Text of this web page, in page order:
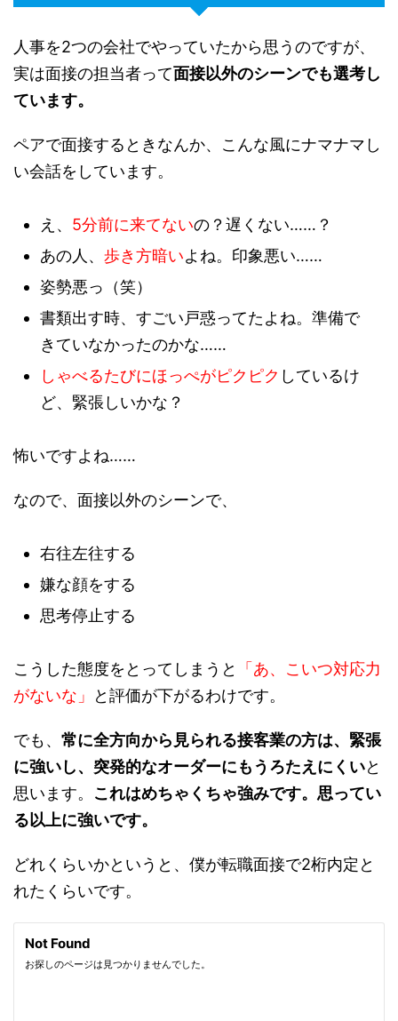
人事を2つの会社でやっていたから思うのですが、
実は面接の担当者って面接以外のシーンでも選考し
ています。
ペアで面接するときなんか、こんな風にナマナマし
い会話をしています。
え、 5分前に来てないの？遅くない……？
あの人、 歩き方暗いよね。印象悪い……
姿勢悪っ（笑）
書類出す時、すごい戸惑ってたよね。準備で
きていなかったのかな……
しゃべるたびにほっぺがピクピク しているけ
ど、緊張しいかな？
怖いですよね……
なので、面接以外のシーンで、
右往左往する
嫌な顔をする
思考停止する
こうした態度をとってしまうと
「あ、こいつ対応力
がないな」
と評価が下がるわけです。
でも、 常に全方向から見られる接客業の方は、緊張
に強いし、突発的なオーダーにもうろたえにくいと
思います。 これはめちゃくちゃ強みです。思ってい
る以上に強いです。
どれくらいかというと、僕が転職面接で2桁内定と
れたくらいです。